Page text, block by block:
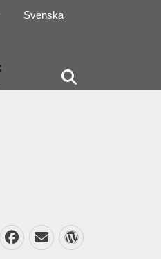
Facebook
E-
post
Svenska